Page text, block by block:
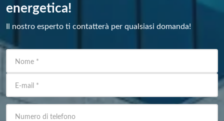
energetica!
Il nostro esperto ti contatterà per qualsiasi domanda!
Nome *
E-mail *
Numero di telefono